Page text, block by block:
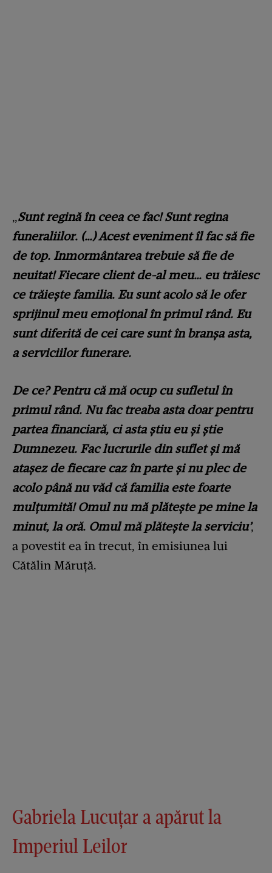
„Sunt regină în ceea ce fac! Sunt regina
funeraliilor. (…) Acest eveniment îl fac să fie
de top. Inmormântarea trebuie să fie de
neuitat! Fiecare client de-al meu… eu trăiesc
ce trăiește familia. Eu sunt acolo să le ofer
sprijinul meu emoțional în primul rând. Eu
sunt diferită de cei care sunt în branșa asta,
a serviciilor funerare.
De ce? Pentru că mă ocup cu sufletul în
primul rând. Nu fac treaba asta doar pentru
partea financiară, ci asta știu eu și știe
Dumnezeu. Fac lucrurile din suflet și mă
atașez de fiecare caz în parte și nu plec de
acolo până nu văd că familia este foarte
mulțumită! Omul nu mă plătește pe mine la
minut, la oră. Omul mă plătește la serviciu’,
a povestit ea în trecut, în emisiunea lui
Cătălin Măruță.
Gabriela Lucuțar a apărut la
Imperiul Leilor